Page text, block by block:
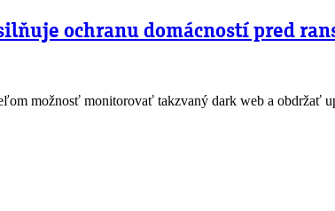
ochranu domácností pred
možnosť monitorovať takzvaný dark web a obdržať